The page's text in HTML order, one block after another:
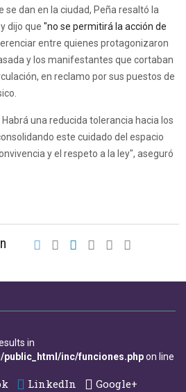
se dan en la ciudad, Peña resaltó la
dijo que "no se permitirá la acción de
entre quienes protagonizaron
y los manifestantes que cortaban
en reclamo por sus puestos de
una reducida tolerancia hacia los
este cuidado del espacio
y el respeto a la ley", aseguró
in
inc/funciones.phpon line
LinkedIn Google+